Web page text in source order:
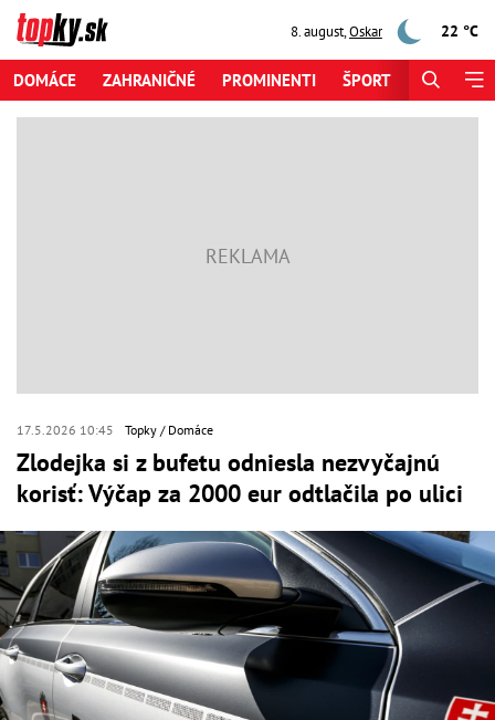
8. august,Oskar 22 °C
DOMÁCE ZAHRANIČNÉ PROMINENTI ŠPORT
17.5.2026 10:45 Topky Domáce
Zlodejka si z bufetu odniesla nezvyčajnú
korisť: Výčap za 2000 eur odtlačila po ulici